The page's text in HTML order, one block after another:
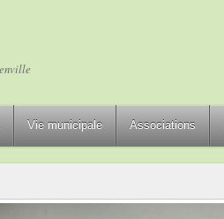
Vie municipale Associations